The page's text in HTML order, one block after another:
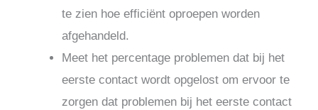
te zien hoe efficiënt oproepen worden
afgehandeld.
Meet het percentage problemen dat bij het
eerste contact wordt opgelost om ervoor te
zorgen dat problemen bij het eerste contact